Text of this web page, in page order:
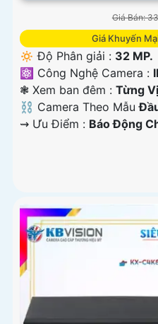
Giá Bán:
Giá Khuyến
🔅 Độ Phân giải : 32 MP.
⚛️ Công Nghệ Camera :
❃ Xem ban đêm : Từng
⛓ Camera Theo Mẫu
️⇝ Ưu Điểm : Báo Động